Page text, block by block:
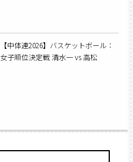
【中体連2026】バスケットボール：
女子順位決定戦 清水一 vs 高松